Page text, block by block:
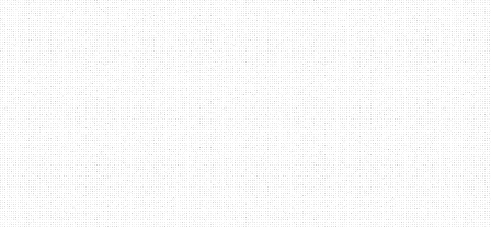
malukan, diorang bukan kenal aku.
bersuara, "encik, kalau tak suka,
tempat lain yang encik rasa selesa,
pelanggan macam encik"
"Kalau tak dapat layan pelanggan, tak